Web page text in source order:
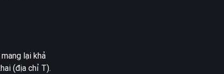
lại khả
(địa chỉ T).